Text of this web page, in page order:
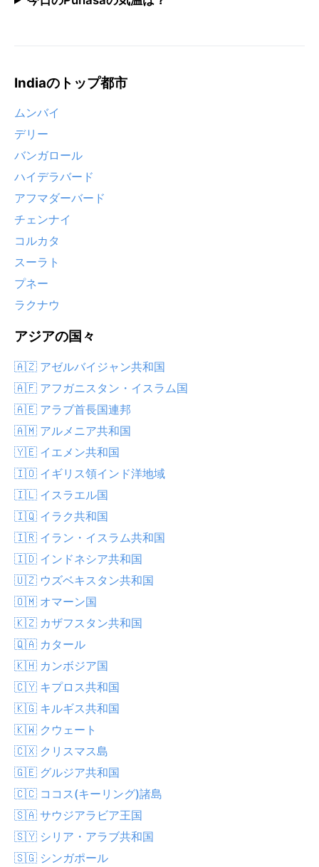
Indiaのトップ都市
ムンバイ
デリー
バンガロール
ハイデラバード
アフマダーバード
チェンナイ
コルカタ
スーラト
プネー
ラクナウ
アジアの国々
🇦🇿 アゼルバイジャン共和国
🇦🇫 アフガニスタン・イスラム国
🇦🇪 アラブ首長国連邦
🇦🇲 アルメニア共和国
🇾🇪 イエメン共和国
🇮🇴 イギリス領インド洋地域
🇮🇱 イスラエル国
🇮🇶 イラク共和国
🇮🇷 イラン・イスラム共和国
🇮🇩 インドネシア共和国
🇺🇿 ウズベキスタン共和国
🇴🇲 オマーン国
🇰🇿 カザフスタン共和国
🇶🇦 カタール
🇰🇭 カンボジア国
🇨🇾 キプロス共和国
🇰🇬 キルギス共和国
🇰🇼 クウェート
🇨🇽 クリスマス島
🇬🇪 グルジア共和国
🇨🇨 ココス(キーリング)諸島
🇸🇦 サウジアラビア王国
🇸🇾 シリア・アラブ共和国
🇸🇬 シンガポール